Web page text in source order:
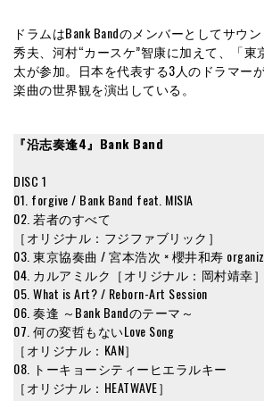
ドラムはBank Bandのメンバーとしてサウ
秀夫、河村“カースケ”智康に加えて、「
太が参加。日本を代表する3人のドラマー
楽曲の世界観を演出している。
『沿志奏逢4』Bank Band
DISC 1
01. forgive / Bank Band feat. MISIA
02. 若者のすべて
［オリジナル：フジファブリック］
03. 東京協奏曲 / 宮本浩次 × 櫻井和寿
04. カルアミルク［オリジナル：岡村靖幸］
05. What is Art? / Reborn-Art Session
06. 奏逢 ～Bank Bandのテーマ～
07. 何の変哲もないLove Song
［オリジナル：KAN］
08. トーキョーシティーヒエラルキー
［オリジナル：HEATWAVE］